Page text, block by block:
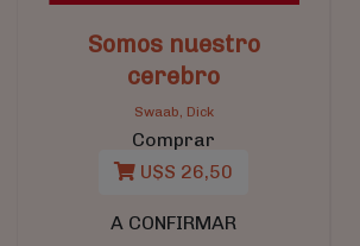
Somos nuestro
cerebro
Swaab, Dick
Comprar
U$S 26,50
A CONFIRMAR